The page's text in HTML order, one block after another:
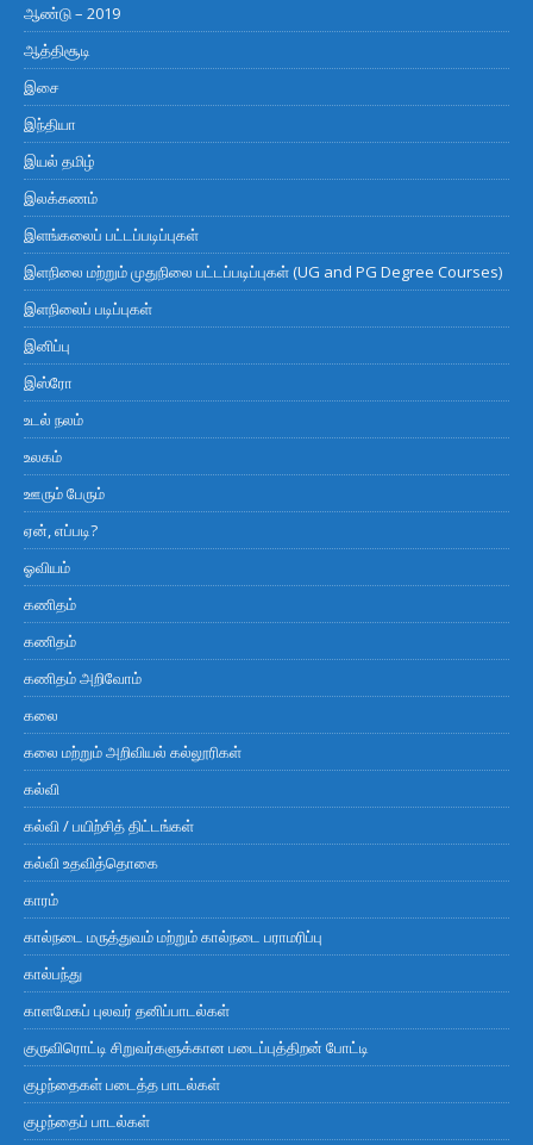
ஆண்டு – 2019
ஆத்திசூடி
இசை
இந்தியா
இயல் தமிழ்
இலக்கணம்
இளங்கலைப் பட்டப்படிப்புகள்
இளநிலை மற்றும் முதுநிலை பட்டப்படிப்புகள் (UG and PG Degree Courses)
இளநிலைப் படிப்புகள்
இனிப்பு
இஸ்ரோ
உடல் நலம்
உலகம்
ஊரும் பேரும்
ஏன், எப்படி?
ஓவியம்
கணிதம்
கணிதம்
கணிதம் அறிவோம்
கலை
கலை மற்றும் அறிவியல் கல்லூரிகள்
கல்வி
கல்வி / பயிற்சித் திட்டங்கள்
கல்வி உதவித்தொகை
காரம்
கால்நடை மருத்துவம் மற்றும் கால்நடை பராமரிப்பு
கால்பந்து
காளமேகப் புலவர் தனிப்பாடல்கள்
குருவிரொட்டி சிறுவர்களுக்கான படைப்புத்திறன் போட்டி
குழந்தைகள் படைத்த பாடல்கள்
குழந்தைப் பாடல்கள்